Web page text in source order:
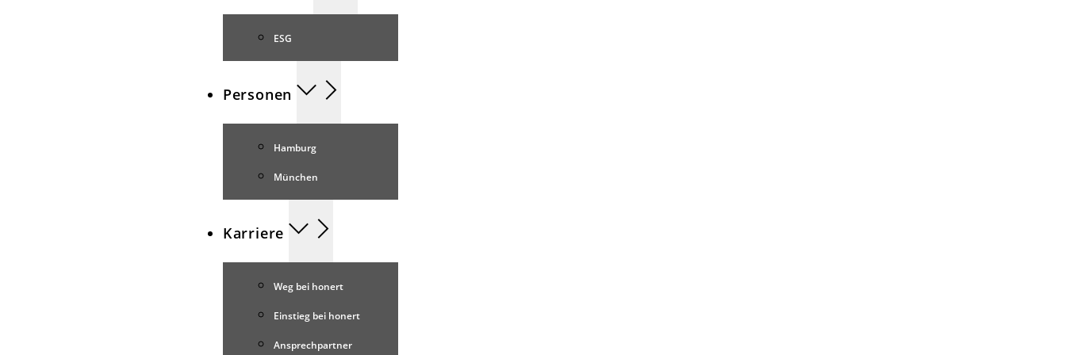
ESG
Personen
Hamburg
München
Karriere
Weg bei honert
Einstieg bei honert
Ansprechpartner